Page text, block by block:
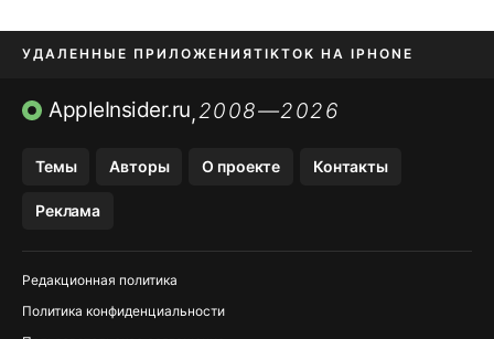
УДАЛЕННЫЕ ПРИЛОЖЕНИЯTIKTOK НА IPHONE
ПРИЛОЖЕНИЯ БЕЗ APP STORE
AppleInsider.ru,2008—2026
Темы Авторы О проекте Контакты
Реклама
Редакционная политика
Политика конфиденциальности